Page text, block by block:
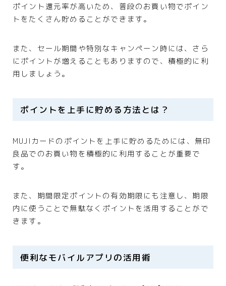
ポイント還元率が高いため、普段のお買い物でポイン
トをたくさん貯めることができます。
また、セール期間や特別なキャンペーン時には、さら
にポイントが増えることもありますので、積極的に利
用しましょう。
ポイントを上手に貯める方法とは？
MUJIカードのポイントを上手に貯めるためには、無印
良品でのお買い物を積極的に利用することが重要で
す。
また、期間限定ポイントの有効期限にも注意し、期限
内に使うことで無駄なくポイントを活用することがで
きます。
便利なモバイルアプリの活用術